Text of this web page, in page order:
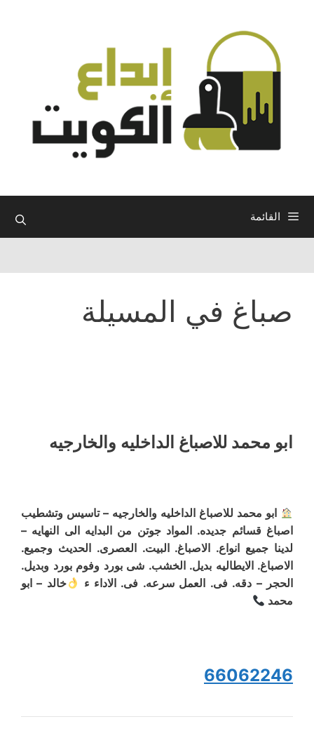
القائمة
صباغ في المسيلة
ابو محمد للاصباغ الداخليه والخارجيه
ابو محمد للاصباغ الداخليه والخارجيه – تاسيس وتشطيب
اصباغ قسائم جديده. المواد جوتن من البدايه الى النهايه –
لدينا جميع انواع. الاصباغ. البيت. العصرى. الحديث وجميع.
الاصباغ. الايطاليه بديل. الخشب. شى بورد وفوم بورد وبديل.
الحجر – دقه. فى. العمل سرعه. فى. الاداء ء
خالد – ابو
محمد
66062246